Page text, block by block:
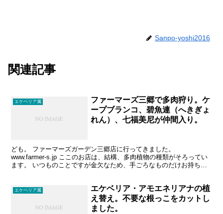
Sanpo-yoshi2016
関連記事
エケベリア属
ファーマーズ三郷で多肉狩り。ケ
ープブランコ、碧魚連（へきぎょ
れん）、七福美尼が仲間入り。
ども。 ファーマーズガーデン三郷店に行ってきました。
www.farmer-s.jp ここのお店は、結構、多肉植物の種類がそろってい
ます。 いつものことですが金欠なため、手ごろなものだけお持ち帰
エケベリア属
エケベリア・アモエネリアナの植
え替え。不要な根っこをカットし
ました。